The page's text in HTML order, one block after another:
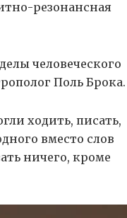
резонансная
человеческого
Поль Брока.
ходить, писать,
вместо слов
ничего, кроме